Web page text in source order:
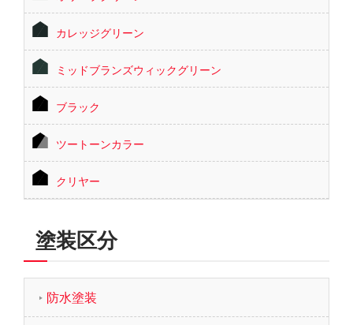
カレッジグリーン
ミッドブランズウィックグリーン
ブラック
ツートーンカラー
クリヤー
塗装区分
防水塗装